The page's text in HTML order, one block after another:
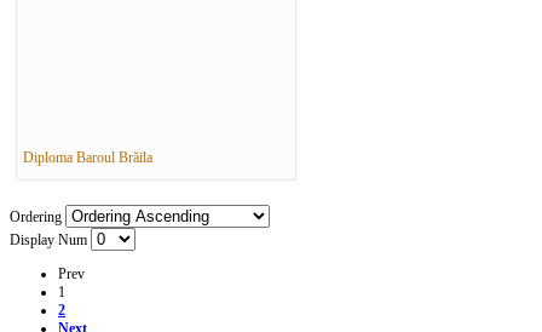
Diploma Baroul Brăila
Ordering
Display Num
Prev
1
2
Next